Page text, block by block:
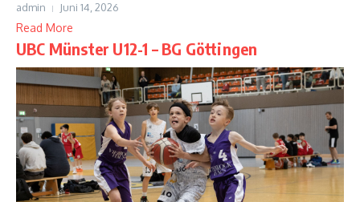
admin Juni 14, 2026
Read More
UBC Münster U12-1 – BG Göttingen